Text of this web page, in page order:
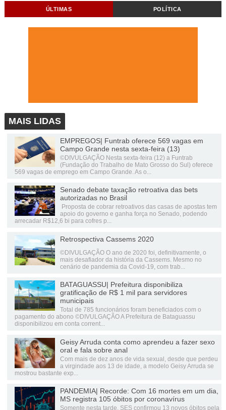
ÚLTIMAS POLÍTICA
MAIS LIDAS
EMPREGOS| Funtrab oferece 569 vagas em
Campo Grande nesta sexta-feira (13)
©DIVULGAÇÃO Nesta sexta-feira (12) a Funtrab
(Fundação do Trabalho de Mato Grosso do Sul) oferece
569 vagas de emprego em Campo Grande. As o...
Senado debate taxação retroativa das bets
autorizadas no Brasil
Proposta de cobrar retroativos das casas de apostas tem
apoio do governo e ganha força no Senado, podendo
arrecadar R$12,6 bi para cofres p...
Retrospectiva Cassems 2020
©DIVULGAÇÃO O ano de 2020 foi, definitivamente, o
mais desafiador da história da Cassems. Mesmo no
cenário de pandemia da Covid-19, com trab...
BATAGUASSU| Prefeitura disponibiliza
gratificação de R$ 1 mil para servidores
municipais
Total de 785 funcionários foram beneficiados com o
pagamento do abono ©DIVULGAÇÃO A Prefeitura de Bataguassu
disponibilizou em conta corrent...
Geisy Arruda conta como aprendeu a fazer sexo
oral e fala sobre anal
Com mais de dez anos de vida sexual, desde que perdeu
a virgindade aos 13 de idade, a modelo Geisy Arruda se
mostrou bastante exp...
PANDEMIA| Recorde: Com 16 mortes em um dia,
MS registra 105 óbitos por coronavírus
Somente nesta tarde, SES confirmou 13 novos óbitos pela